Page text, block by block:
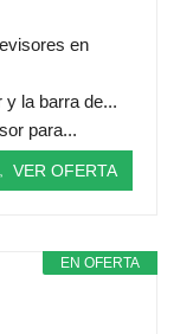
en
y la barra de...
para...
VER OFERTA
EN OFERTA